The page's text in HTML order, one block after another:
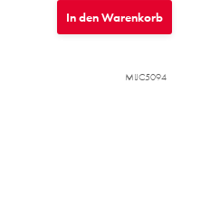
In den Warenkorb
MIJC5094